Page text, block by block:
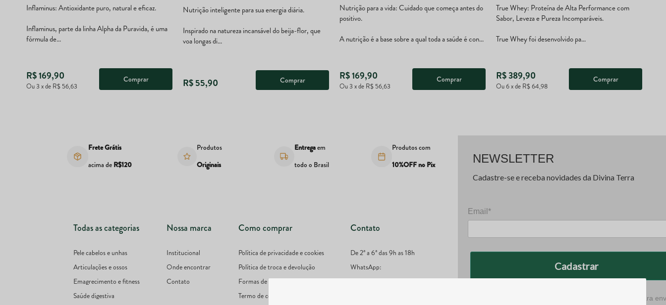
Inflaminus: Antioxidante puro, natural e eficaz.
Inflaminus, parte da linha Alpha da Puravida, é uma
fórmula de...
R$169,90
Ou3 xde R$ 56,63
Comprar
Nutrição inteligente para sua energia diária.
Inspirado na natureza incansável do beija-flor, que
voa longas di...
R$55,90 Comprar
Nutrição para a vida: Cuidado que começa antes do
positivo.
A nutrição é a base sobre a qual toda a saúde é con...
R$169,90
Ou3 xde R$ 56,63
Comprar
True Whey: Proteína de Alta Performance com
Sabor, Leveza e Pureza Incomparáveis.
True Whey foi desenvolvido pa...
R$389,90
Ou6xde R$ 64,98
Comprar
Frete Grátis
acima de R$120
Produtos
Originais
Entregaem
todo o Brasil
Produtos com
10%OFF no Pix
Todas as categorias
Pele cabelos e unhas
Articulações e ossos
Emagrecimento e fitness
Saúde digestiva
Nossa marca
Institucional
Onde encontrar
Contato
Como comprar
Política de privacidade e cookies
Política de troca e devolução
Formas de pagamento
Termo de consentimento
Contato
De 2ª a 6ª das 9h as 18h
WhatsApp:
51 9777-4987
NEWSLETTER
Cadastre-se e receba novidades da Divina Terra
Email*
Cadastrar
Prometemos não utilizar suas informações de contato para